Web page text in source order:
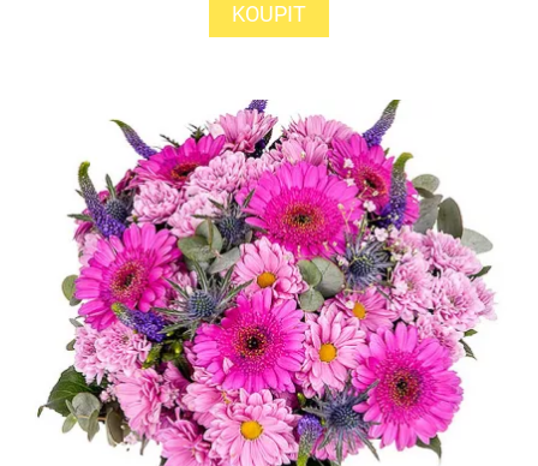
KOUPIT